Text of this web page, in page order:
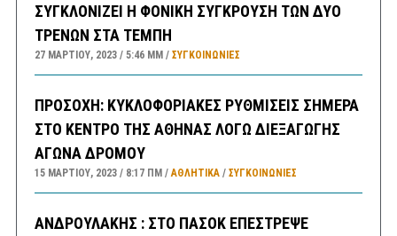
ΣΥΓΚΛΟΝΙΖΕΙ Η ΦΟΝΙΚΗ ΣΥΓΚΡΟΥΣΗ ΤΩΝ ΔΥΟ
ΤΡΕΝΩΝ ΣΤΑ ΤΕΜΠΗ
27 ΜΑΡΤΊΟΥ, 2023 5:46 ΜΜ ΣΥΓΚΟΙΝΩΝΊΕΣ
ΠΡΟΣΟΧΗ: ΚΥΚΛΟΦΟΡΙΑΚΕΣ ΡΥΘΜΙΣΕΙΣ ΣΗΜΕΡΑ
ΣΤΟ ΚΕΝΤΡΟ ΤΗΣ ΑΘΗΝΑΣ ΛΟΓΩ ΔΙΕΞΑΓΩΓΗΣ
ΑΓΩΝΑ ΔΡΟΜΟΥ
15 ΜΑΡΤΊΟΥ, 2023 8:17 ΠΜ ΑΘΛΗΤΙΚΑ/ ΣΥΓΚΟΙΝΩΝΊΕΣ
ΑΝΔΡΟΥΛΑΚΗΣ : ΣΤΟ ΠΑΣΟΚ ΕΠΕΣΤΡΕΨΕ